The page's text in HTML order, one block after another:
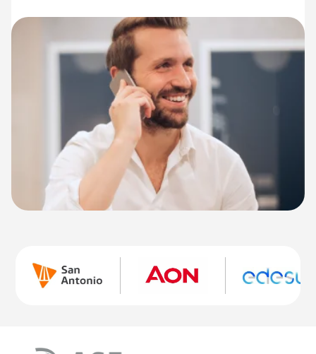
Sanatorio Finochietto
• Asistencia al viajero y medicina pre-viaje
• Reintegros en gastos ortopédicos, ortodoncia y sesiones
de kinesiología a domicilio
• Cobertura por pérdida o rotura de cristales o lentes
• Asistencia de personal especializado